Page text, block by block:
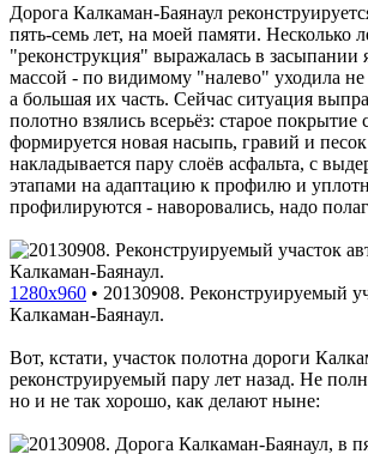
Дорога Калкаман-Баянаул
пять-семь лет, на моей памяти. Несколько
"реконструкция" выражалась в засыпании
массой - по видимому "налево" уходила не
а большая их часть. Сейчас ситуация
полотно взялись всерьёз: старое покрытие
формируется новая насыпь, гравий и
накладывается пару слоёв асфальта, с
этапами на адаптацию к профилю и
профилируются - наворовались, надо
1280x960 • 20130908. Реконструируемый
Калкаман-Баянаул.
Вот, кстати, участок полотна дороги
реконструируемый пару лет назад. Не
но и не так хорошо, как делают ныне: